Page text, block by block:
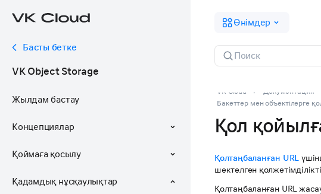
Өнімдер
Басты бетке
VK Object Storage
Жылдам бастау
Концепциялар
Қоймаға қосылу
Қадамдық нұсқаулықтар
VK Cloud Документация
Бакеттер мен объектілерге
Қол
Қолтаңбаланған URL
шектелген
Қолтаңбаланған URL